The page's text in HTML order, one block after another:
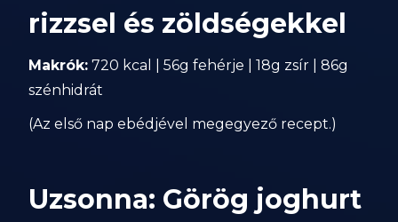
rizzsel és zöldségekkel
Makrók: 720 kcal | 56g fehérje | 18g zsír | 86g
szénhidrát
(Az első nap ebédjével megegyező recept.)
Uzsonna: Görög joghurt